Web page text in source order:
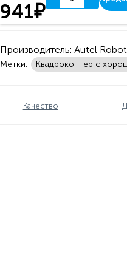
941₽
Производитель: Autel
Метки: Квадрокоптер с
Качество